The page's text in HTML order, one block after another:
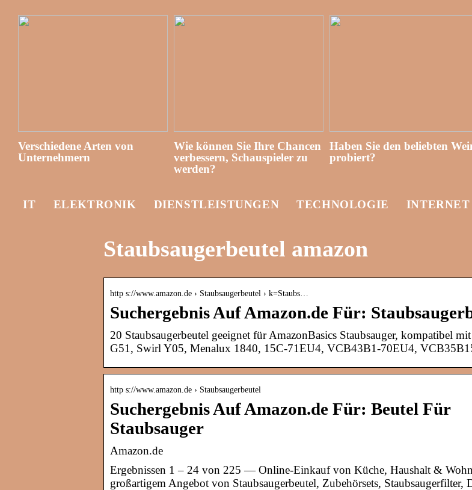
Verschiedene Arten von
Unternehmern
Wie können Sie Ihre Chancen
verbessern, Schauspieler zu
werden?
Haben Sie den beliebten
probiert?
IT ELEKTRONIK DIENSTLEISTUNGEN TECHNOLOGIE INTERNET
Staubsaugerbeutel amazon
http s://www.amazon.de › Staubsaugerbeutel › k=Staubs…
Suchergebnis Auf Amazon.de Für:
20 Staubsaugerbeutel geeignet für AmazonBasics Staubsauger, kompatibel
G51, Swirl Y05, Menalux 1840, 15C-71EU4, VCB43B1-70EU4,
http s://www.amazon.de › Staubsaugerbeutel
Suchergebnis Auf Amazon.de Für: Beutel Für
Staubsauger
Amazon.de
Ergebnissen 1 – 24 von 225 — Online-Einkauf von Küche, Haushalt &
großartigem Angebot von Staubsaugerbeutel, Zubehörsets, Staubsaugerfilter,